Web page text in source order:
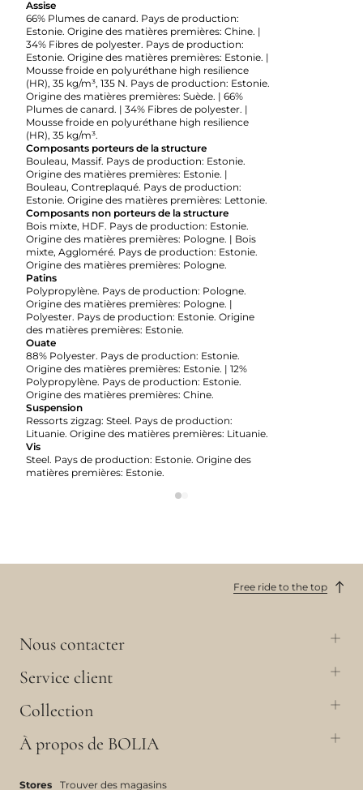
Assise
66% Plumes de canard. Pays de production:
Estonie. Origine des matières premières: Chine. |
34% Fibres de polyester. Pays de production:
Estonie. Origine des matières premières: Estonie. |
Mousse froide en polyuréthane high resilience
(HR), 35 kg/m³, 135 N. Pays de production: Estonie.
Origine des matières premières: Suède. | 66%
Plumes de canard. | 34% Fibres de polyester. |
Mousse froide en polyuréthane high resilience
(HR), 35 kg/m³.
Composants porteurs de la structure
Bouleau, Massif. Pays de production: Estonie.
Origine des matières premières: Estonie. |
Bouleau, Contreplaqué. Pays de production:
Estonie. Origine des matières premières: Lettonie.
Composants non porteurs de la structure
Bois mixte, HDF. Pays de production: Estonie.
Origine des matières premières: Pologne. | Bois
mixte, Aggloméré. Pays de production: Estonie.
Origine des matières premières: Pologne.
Patins
Polypropylène. Pays de production: Pologne.
Origine des matières premières: Pologne. |
Polyester. Pays de production: Estonie. Origine
des matières premières: Estonie.
Ouate
88% Polyester. Pays de production: Estonie.
Origine des matières premières: Estonie. | 12%
Polypropylène. Pays de production: Estonie.
Origine des matières premières: Chine.
Suspension
Ressorts zigzag: Steel. Pays de production:
Lituanie. Origine des matières premières: Lituanie.
Vis
Steel. Pays de production: Estonie. Origine des
matières premières: Estonie.
Free ride to the top
Nous contacter
Service client
Collection
À propos de BOLIA
Stores Trouver des magasins